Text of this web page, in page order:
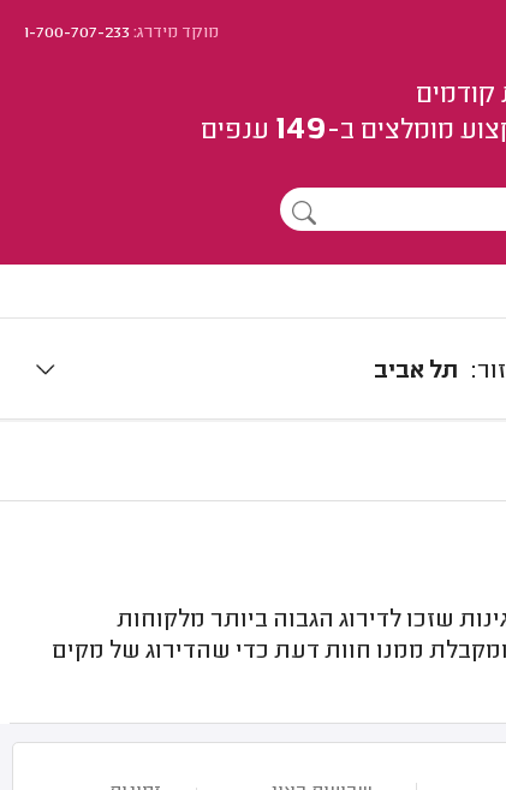
מוקד מידרג:1-700-707-233
קודמים
מומלצים ב-149 ענפים
תל אביב
שזכו לדירוג הגבוה ביותר מלקוחות
ממנו חוות דעת כדי שהדירוג של מקים